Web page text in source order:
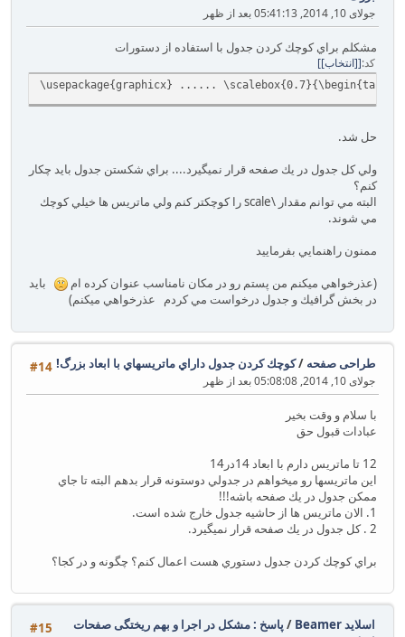
جولای 10, 2014, 05:41:13 بعد از ظهر
مشكلم براي كوچك كردن جدول با استفاده از دستورات
کد [انتخاب]
‎\usepackage{graphicx}‎‎ ......
حل شد.
ولي كل جدول در يك صفحه قرار نميگيرد.... براي شكستن جدول بايد چكار
كنم؟
البته مي توانم مقدار \scale را كوچكتر كنم ولي ماتريس ها خيلي كوچك
مي شوند.
ممنون راهنمايي بفرماييد
(عذرخواهي ميكنم من پستم رو در مكان نامناسب عنوان كرده ام
بايد
در بخش گرافيك و جدول درخواست مي كردم عذرخواهي ميكنم)
#14 طراحی صفحه /كوچك كردن جدول داراي ماتريسهاي با ابعاد بزرگ!
جولای 10, 2014, 05:08:08 بعد از ظهر
با سلام و وقت بخير
عبادات قبول حق
12 تا ماتريس دارم با ابعاد 14در14
اين ماتريسها رو ميخواهم در جدولي دوستونه قرار بدهم البته تا جاي
ممكن جدول در يك صفحه باشه!!!
1. الان ماتريس ها از حاشيه جدول خارج شده است.
2 . كل جدول در يك صفحه قرار نميگيرد.
براي كوچك كردن جدول دستوري هست اعمال كنم؟ چگونه و در كجا؟
#15 اسلاید Beamer / پاسخ : مشکل در اجرا و بهم ریختگی صفحات